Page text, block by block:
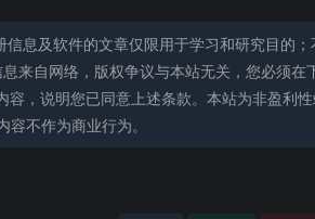
息及软件的文章仅限用于学习和研究目的；
来自网络，版权争议与本站无关，您必须在
，说明您已同意上述条款。本站为非盈利
不作为商业行为。